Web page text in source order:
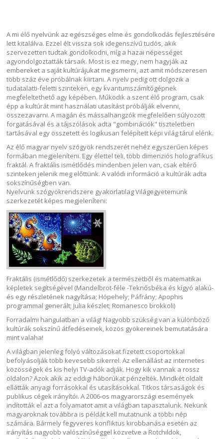
A mi élő nyelvünk az egészséges elme és gondolkodás fejlesztésére
lett kitalálva. Ezzel élt vissza sok idegenszívű tudós, akik
szervezetten tudtak gondolkodni, míg a hazai népességet
agyondolgoztatták társaik. Most is ez megy, nem hagyják az
embereket a saját kultúrájukat megismerni, azt amit módszeresen
több száz éve próbálnak kiirtani. A nyelv pedig ott dolgozik a
tudatalatti-feletti szinteken, egy kvantumszámítógépnek
megfeleltethető agy képében. Működik a szent élő program, csak
épp a kultúrát mint használati utasítást próbálják elvenni,
összezavarni. A magán és mássalhangzók megfelelően súlyozott
forgatásával és a tájszólások adta "gombinációk" tiszteletben
tartásával egy összetett és logikusan felépített képi világ tárul elénk.
Az élő magyar nyelv szógyök rendszerét nehéz egyszerűen képes
formában megjeleníteni. Egy élettel teli, több dimenziós holografikus
fraktál. A fraktális ismétlődés mindenben jelen van, csak eltérő
szinteken jelenik meg előttünk. A valódi információ a kultúrák adta
sokszínűségben van.
Nyelvünk szógyökrendszere gyakorlatilag Világegyetemünk
szerkezetét képes megjeleníteni:
Fraktális (ismétlődő) szerkezetek a természetből és matematikai
képletek segítségével (Mandelbrot-féle -Teknősbéka és kígyó alakú-
és egy részletének nagyítása; Hópehely; Páfrány; Apophis
programmal generált; Julia készlet; Romanesco brokkoli)
Forradalmi hangulatban a világ! Nagyobb szükség van a különböző
kultúrák sokszínű átfedéseinek, közös gyökereinek bemutatására
mint valaha!
A világban jelenleg folyó változásokat fizetett csoportokkal
befolyásolják több kevesebb sikerrel. Az ellenállást az internetes
közösségek és kis helyi TV-adók adják. Hogy kik vannak a rossz
oldalon? Azok akik az eddigi háborúkat pénzelték. Mindkét oldalt
ellátták anyagi forrásokkal és utasításokkal. Titkos társaságok és
publikus cégek irányítói. A 2006-os magyarországi események
indították el azt a folyamatot amit a világban tapasztalunk. Nekünk
magyaroknak továbbra is példát kell mutatnunk a többi nép
számára. Bármely fegyveres konfliktus kirobbanása esetén az
irányítás nagyobb valószínűséggel közvetve a Rotchildok,